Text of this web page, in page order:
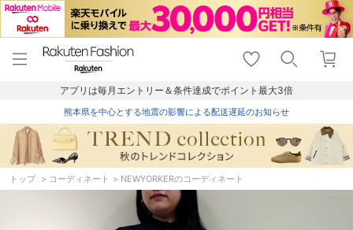
menu home
トップ
shopping_cart lock_outline
ログイン
アプリは毎月エントリー＆条件達成でポイント最大3倍
熊本県を中心とする地震の影響による配送遅延のお知らせ
トップ コーディネート NEWYORKERのコーディネート